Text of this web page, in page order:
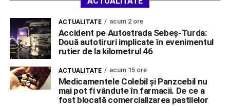
ACTUALITATE acum 2 ore
Accident pe Autostrada Sebeș-Turda:
Două autotiruri implicate în evenimentul
rutier de la kilometrul 46
ACTUALITATE acum 15 ore
Medicamentele Colebil și Panzcebil nu
mai pot fi vândute în farmacii. De ce a
fost blocată comercializarea pastilelor